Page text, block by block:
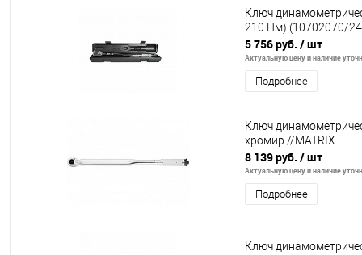
Ключ
210 Нм) (10702070/
5 756 руб. / шт
Актуальную цену и наличие
Подробнее
Ключ
хромир.//MATRIX
8 139 руб. / шт
Актуальную цену и наличие
Подробнее
Ключ